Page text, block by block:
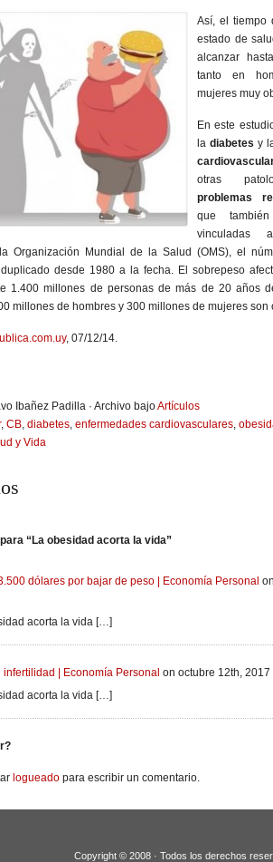
Así, el tiempo
estado de
alcanzar
tanto en
mujeres muy
En este
la diabetes y
otras
problemas
que
vinculadas
Organización Mundial de la Salud (OMS), el
desde 1980 a la fecha. El sobrepeso
1.400 millones de personas de más de 20 años
millones de hombres y 300 millones de mujeres son
, 07/12/14.
Ibañez Padilla · Archivo bajoArtículos
, CB, diabetes, enfermedades cardiovasculares,
y Vida
“La obesidad acorta la vida”
dólares por bajar de peso | Economía Personal
acorta la vida […]
infertilidad | Economía Personal on octubre 12th, 2017
acorta la vida […]
logueado para escribir un comentario.
Copyright © 2008 · Todos los derechos